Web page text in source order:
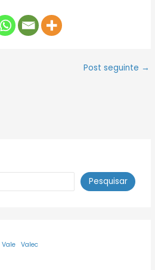
Post seguinte →
Pesquisar
Vale Valec